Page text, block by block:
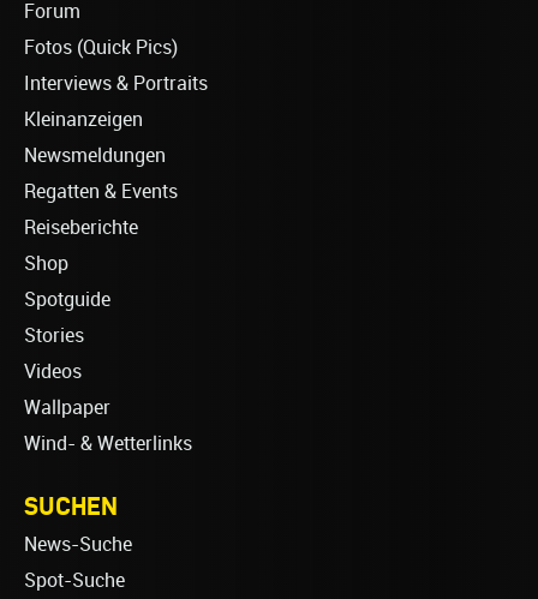
Forum
Fotos (Quick Pics)
Interviews & Portraits
Kleinanzeigen
Newsmeldungen
Regatten & Events
Reiseberichte
Shop
Spotguide
Stories
Videos
Wallpaper
Wind- & Wetterlinks
SUCHEN
News-Suche
Spot-Suche